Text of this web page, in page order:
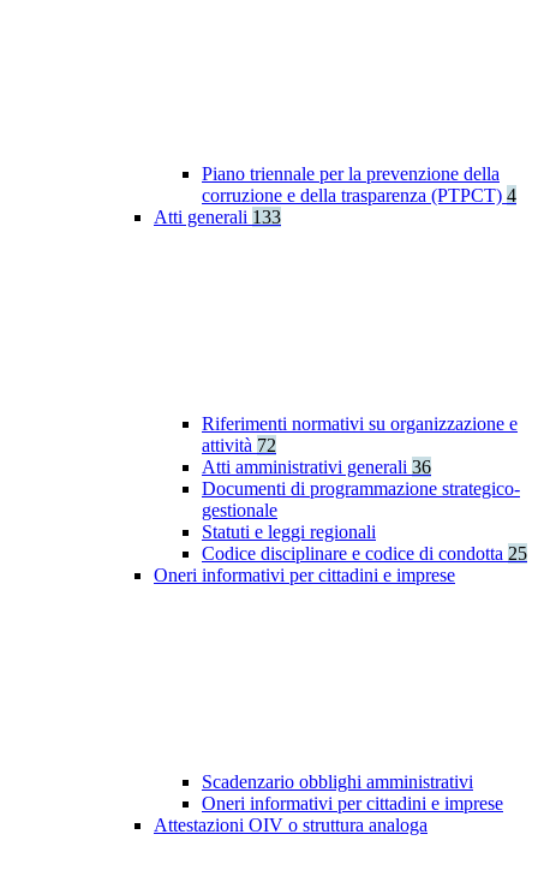
Piano triennale per la prevenzione della
corruzione e della trasparenza (PTPCT) 4
Atti generali 133
Riferimenti normativi su organizzazione e
attività 72
Atti amministrativi generali 36
Documenti di programmazione strategico-
gestionale
Statuti e leggi regionali
Codice disciplinare e codice di condotta 25
Oneri informativi per cittadini e imprese
Scadenzario obblighi amministrativi
Oneri informativi per cittadini e imprese
Attestazioni OIV o struttura analoga